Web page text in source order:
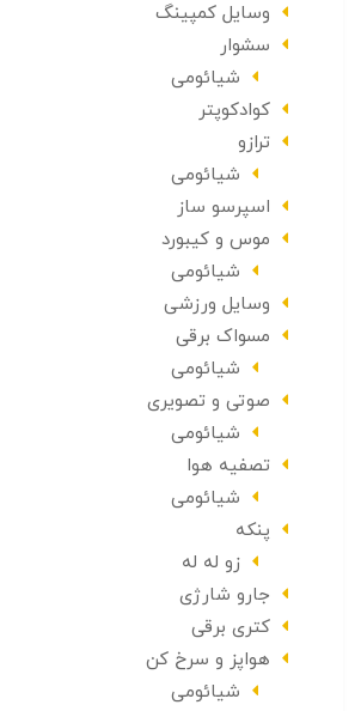
وسایل کمپینگ
سشوار
شیائومی
کوادکوپتر
ترازو
شیائومی
اسپرسو ساز
موس و کیبورد
شیائومی
وسایل ورزشی
مسواک برقی
شیائومی
صوتی و تصویری
شیائومی
تصفیه هوا
شیائومی
پنکه
زو له له
جارو شارژی
کتری برقی
هواپز و سرخ کن
شیائومی